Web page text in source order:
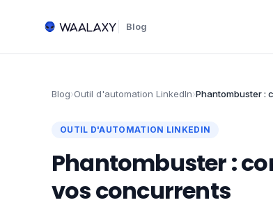
Blog
Blog›Outil d'automation LinkedIn›Phantombuster :
OUTIL D'AUTOMATION LINKEDIN
Phantombuster :
vos concurrents